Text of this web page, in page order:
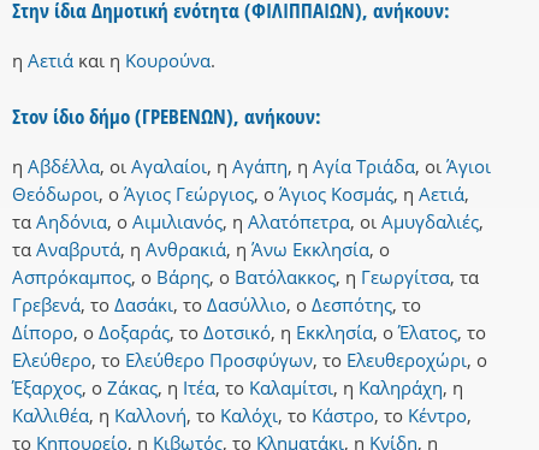
Στην ίδια Δημοτική ενότητα (ΦΙΛΙΠΠΑΙΩΝ), ανήκουν:
η Αετιά και η Κουρούνα.
Στον ίδιο δήμο (ΓΡΕΒΕΝΩΝ), ανήκουν:
η Αβδέλλα, οι Αγαλαίοι, η Αγάπη, η Αγία Τριάδα, οι Άγιοι
Θεόδωροι, ο Άγιος Γεώργιος, ο Άγιος Κοσμάς, η Αετιά,
τα Αηδόνια, ο Αιμιλιανός, η Αλατόπετρα, οι Αμυγδαλιές,
τα Αναβρυτά, η Ανθρακιά, η Άνω Εκκλησία, ο
Ασπρόκαμπος, ο Βάρης, ο Βατόλακκος, η Γεωργίτσα, τα
Γρεβενά, το Δασάκι, το Δασύλλιο, ο Δεσπότης, το
Δίπορο, ο Δοξαράς, το Δοτσικό, η Εκκλησία, ο Έλατος, το
Ελεύθερο, το Ελεύθερο Προσφύγων, το Ελευθεροχώρι, ο
Έξαρχος, ο Ζάκας, η Ιτέα, το Καλαμίτσι, η Καληράχη, η
Καλλιθέα, η Καλλονή, το Καλόχι, το Κάστρο, το Κέντρο,
το Κηπουρείο, η Κιβωτός, το Κληματάκι, η Κνίδη, η